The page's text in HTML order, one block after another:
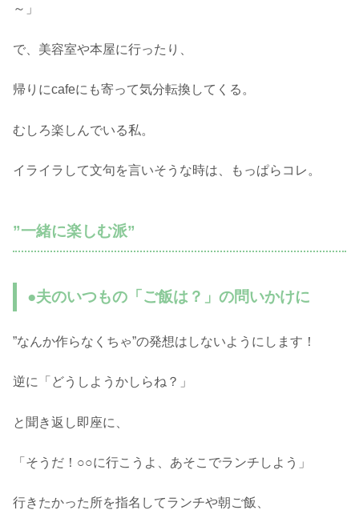
～」
で、美容室や本屋に行ったり、
帰りにcafeにも寄って気分転換してくる。
むしろ楽しんでいる私。
イライラして文句を言いそうな時は、もっぱらコレ。
”一緒に楽しむ派”
●夫のいつもの「ご飯は？」の問いかけに
”なんか作らなくちゃ”の発想はしないようにします！
逆に「どうしようかしらね？」
と聞き返し即座に、
「そうだ！○○に行こうよ、あそこでランチしよう」
行きたかった所を指名してランチや朝ご飯、